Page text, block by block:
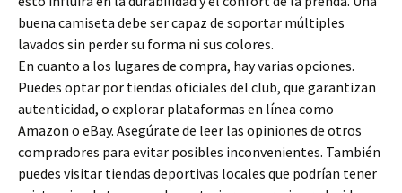
buena camiseta debe ser capaz de soportar múltiples
lavados sin perder su forma ni sus colores.
En cuanto a los lugares de compra, hay varias opciones.
Puedes optar por tiendas oficiales del club, que garantizan
autenticidad, o explorar plataformas en línea como
Amazon o eBay. Asegúrate de leer las opiniones de otros
compradores para evitar posibles inconvenientes. También
puedes visitar tiendas deportivas locales que podrían tener